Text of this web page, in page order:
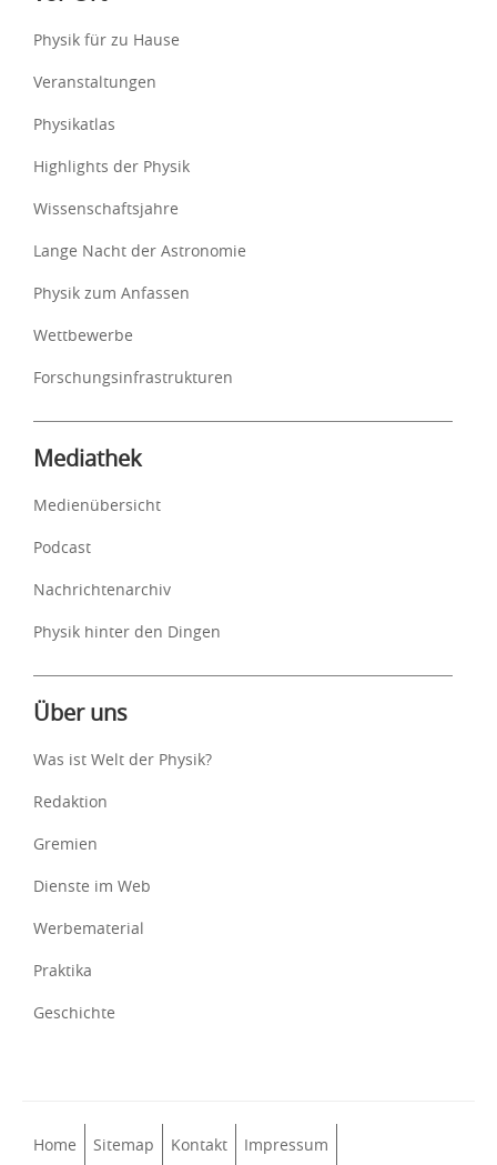
Physik für zu Hause
Veranstaltungen
Physikatlas
Highlights der Physik
Wissenschaftsjahre
Lange Nacht der Astronomie
Physik zum Anfassen
Wettbewerbe
Forschungsinfrastrukturen
Mediathek
Medienübersicht
Podcast
Nachrichtenarchiv
Physik hinter den Dingen
Über uns
Was ist Welt der Physik?
Redaktion
Gremien
Dienste im Web
Werbematerial
Praktika
Geschichte
Home Sitemap Kontakt Impressum